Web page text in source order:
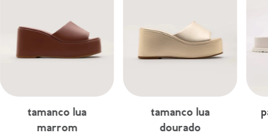
tamanco lua
marrom
tamanco lua
dourado